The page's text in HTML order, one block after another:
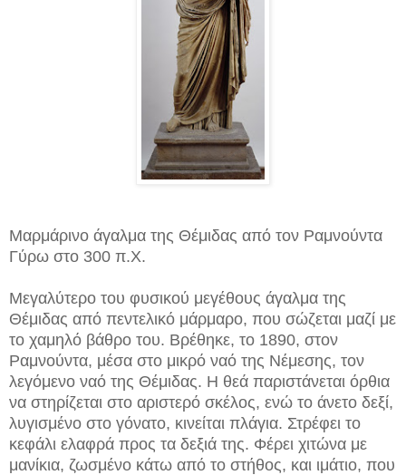
Mαρμάρινο άγαλμα της Θέμιδας από τον Ραμνούντα
Γύρω στο 300 π.Χ.
Μεγαλύτερο του φυσικού μεγέθους άγαλμα της
Θέμιδας από πεντελικό μάρμαρο, που σώζεται μαζί με
το χαμηλό βάθρο του. Βρέθηκε, το 1890, στον
Ραμνούντα, μέσα στο μικρό ναό της Νέμεσης, τον
λεγόμενο ναό της Θέμιδας. Η θεά παριστάνεται όρθια
να στηρίζεται στο αριστερό σκέλος, ενώ το άνετο δεξί,
λυγισμένο στο γόνατο, κινείται πλάγια. Στρέφει το
κεφάλι ελαφρά προς τα δεξιά της. Φέρει χιτώνα με
μανίκια, ζωσμένο κάτω από το στήθος, και ιμάτιο, που